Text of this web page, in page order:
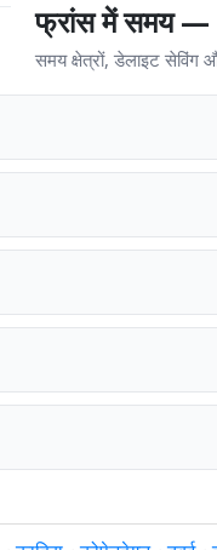
फ्रांस में समय —
समय क्षेत्रों, डेलाइट सेविंग